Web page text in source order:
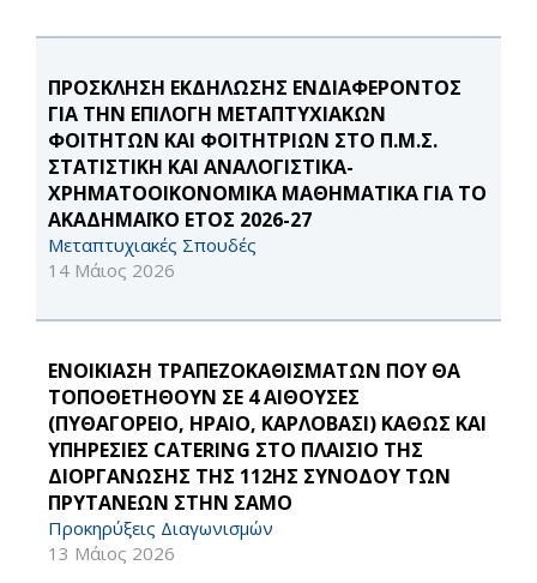
ΠΡΟΣΚΛΗΣΗ ΕΚΔΗΛΩΣΗΣ ΕΝΔΙΑΦΕΡΟΝΤΟΣ
ΓΙΑ ΤΗΝ ΕΠΙΛΟΓΗ ΜΕΤΑΠΤΥΧΙΑΚΩΝ
ΦΟΙΤΗΤΩΝ ΚΑΙ ΦΟΙΤΗΤΡΙΩΝ ΣΤΟ Π.Μ.Σ.
ΣΤΑΤΙΣΤΙΚΗ ΚΑΙ ΑΝΑΛΟΓΙΣΤΙΚΑ-
ΧΡΗΜΑΤΟΟΙΚΟΝΟΜΙΚΑ ΜΑΘΗΜΑΤΙΚΑ ΓΙΑ ΤΟ
ΑΚΑΔΗΜΑΪΚΟ ΕΤΟΣ 2026-27
Μεταπτυχιακές Σπουδές
14 Μάιος 2026
ΕΝΟΙΚΙΑΣΗ ΤΡΑΠΕΖΟΚΑΘΙΣΜΑΤΩΝ ΠΟΥ ΘΑ
ΤΟΠΟΘΕΤΗΘΟΥΝ ΣΕ 4 ΑΙΘΟΥΣΕΣ
(ΠΥΘΑΓΟΡΕΙΟ, ΗΡΑΙΟ, ΚΑΡΛΟΒΑΣΙ) ΚΑΘΩΣ ΚΑΙ
ΥΠΗΡΕΣΙΕΣ CATERING ΣΤΟ ΠΛΑΙΣΙΟ ΤΗΣ
ΔΙΟΡΓΑΝΩΣΗΣ ΤΗΣ 112ΗΣ ΣΥΝΟΔΟΥ ΤΩΝ
ΠΡΥΤΑΝΕΩΝ ΣΤΗΝ ΣΑΜΟ
Προκηρύξεις Διαγωνισμών
13 Μάιος 2026